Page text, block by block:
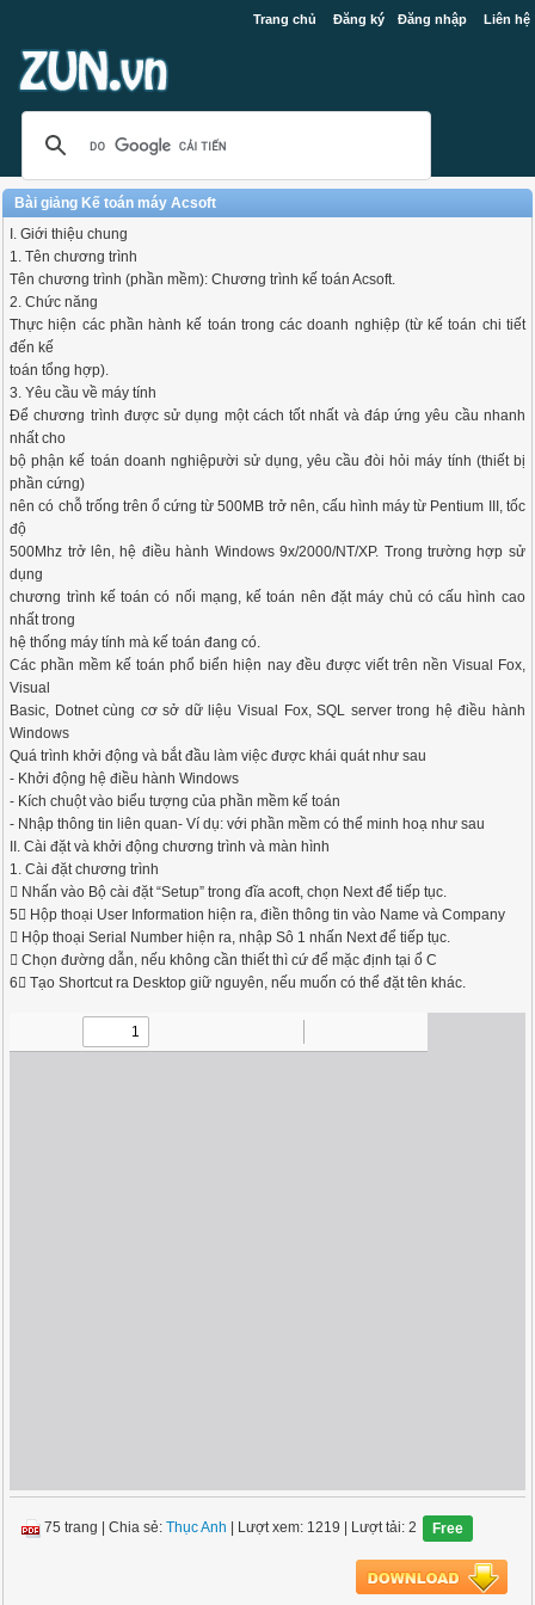
Trang chủ Đăng ký Đăng nhập Liên hệ
Bài giảng Kế toán máy Acsoft
I. Giới thiệu chung
1. Tên chương trình
Tên chương trình (phần mềm): Chương trình kế toán Acsoft.
2. Chức năng
Thực hiện các phần hành kế toán trong các doanh nghiệp (từ kế toán chi tiết
đến kế
toán tổng hợp).
3. Yêu cầu về máy tính
Để chương trình được sử dụng một cách tốt nhất và đáp ứng yêu cầu nhanh
nhất cho
bộ phận kế toán doanh nghiệpười sử dụng, yêu cầu đòi hỏi máy tính (thiết bị
phần cứng)
nên có chỗ trống trên ổ cứng từ 500MB trở nên, cấu hình máy từ Pentium III, tốc
độ
500Mhz trở lên, hệ điều hành Windows 9x/2000/NT/XP. Trong trường hợp sử
dụng
chương trình kế toán có nối mạng, kế toán nên đặt máy chủ có cấu hình cao
nhất trong
hệ thống máy tính mà kế toán đang có.
Các phần mềm kế toán phổ biển hiện nay đều được viết trên nền Visual Fox,
Visual
Basic, Dotnet cùng cơ sở dữ liệu Visual Fox, SQL server trong hệ điều hành
Windows
Quá trình khởi động và bắt đầu làm việc được khái quát như sau
- Khởi động hệ điều hành Windows
- Kích chuột vào biểu tượng của phần mềm kế toán
- Nhập thông tin liên quan- Ví dụ: với phần mềm có thể minh hoạ như sau
II. Cài đặt và khởi động chương trình và màn hình
1. Cài đặt chương trình
 Nhấn vào Bộ cài đặt “Setup” trong đĩa acoft, chọn Next để tiếp tục.
5 Hộp thoại User Information hiện ra, điền thông tin vào Name và Company
 Hộp thoại Serial Number hiện ra, nhập Sô 1 nhấn Next để tiếp tục.
 Chọn đường dẫn, nếu không cần thiết thì cứ để mặc định tại ổ C
6 Tạo Shortcut ra Desktop giữ nguyên, nếu muốn có thể đặt tên khác.
75 trang |Chia sẻ:Thục Anh | Lượt xem: 1219 | Lượt tải: 2 Free